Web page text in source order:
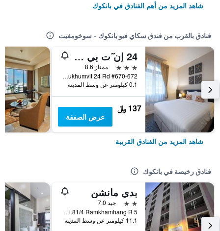
شاهد المزيد من أهم الفنادق في بانكوك
فنادق بالقرب من فندق سكاي فيو بانكوك - سوخومفيت
24 إن ٓت بي تيستسفبروم فونج
3 نجوم
ممتاز 8.6
#670-672 Corner Of Sukhumvit 24 Rd., بانكوك, تايلاند
0.1 كيلومتر عن وسط المدينة
137 ﷼
عرض الصفقة
شاهد المزيد من الفنادق القريبة
فنادق رخيصة في بانكوك
بدي مانشن
2 نجمتين
جيد 7.0
5 Soi.81/4 Ramkhamhang R., بانكوك, تايلاند
11.1 كيلومتر عن وسط المدينة